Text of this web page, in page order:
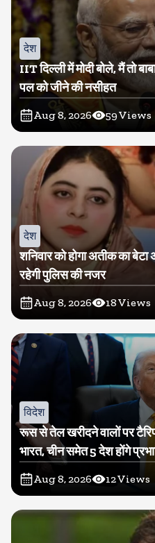
देश
IIT दिल्ली में मोदी बोले, मैं तो
पल को जीने की नसीहत
Aug 8, 2026 59Views
देश
शनिवार को होगा अतीक का
रहेगी पुलिस की नजर
Aug 8, 2026 18Views
विदेश
रूस से तेल खरीदने वालों पर
भारत, चीन समेत 5 देश होंगे
Aug 8, 2026 12Views